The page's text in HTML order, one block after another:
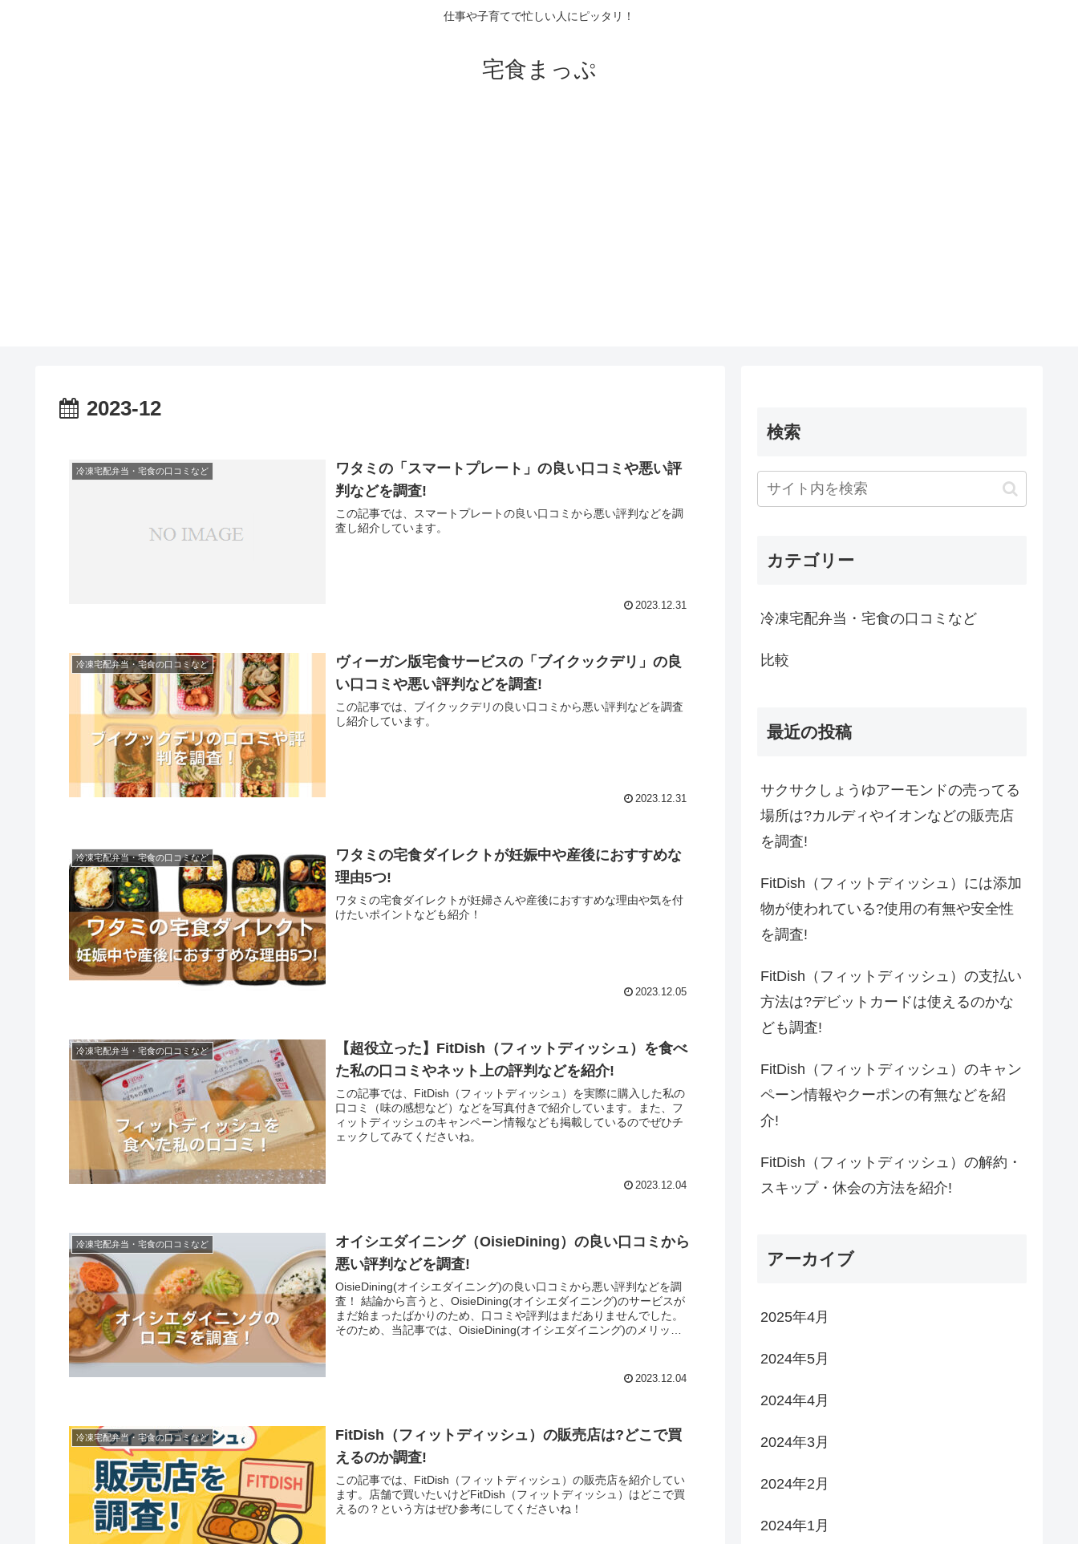
仕事や子育てで忙しい人にピッタリ！
宅食まっぷ
2023-12
冷凍宅配弁当・宅食の口コミなど
ワタミの「スマートプレート」の良い口コミや悪い評
判などを調査!
この記事では、スマートプレートの良い口コミから悪い評判などを調
査し紹介しています。
2023.12.31
冷凍宅配弁当・宅食の口コミなど
ヴィーガン版宅食サービスの「ブイクックデリ」の良
い口コミや悪い評判などを調査!
この記事では、ブイクックデリの良い口コミから悪い評判などを調査
し紹介しています。
2023.12.31
冷凍宅配弁当・宅食の口コミなど
ワタミの宅食ダイレクトが妊娠中や産後におすすめな
理由5つ!
ワタミの宅食ダイレクトが妊婦さんや産後におすすめな理由や気を付
けたいポイントなども紹介！
2023.12.05
冷凍宅配弁当・宅食の口コミなど
【超役立った】FitDish（フィットディッシュ）を食べ
た私の口コミやネット上の評判などを紹介!
この記事では、FitDish（フィットディッシュ）を実際に購入した私の
口コミ（味の感想など）などを写真付きで紹介しています。また、フ
ィットディッシュのキャンペーン情報なども掲載しているのでぜひチ
ェックしてみてくださいね。
2023.12.04
冷凍宅配弁当・宅食の口コミなど
オイシエダイニング（OisieDining）の良い口コミから
悪い評判などを調査!
OisieDining(オイシエダイニング)の良い口コミから悪い評判などを調
査！ 結論から言うと、OisieDining(オイシエダイニング)のサービスが
まだ始まったばかりのため、口コミや評判はまだありませんでした。
そのため、当記事では、OisieDining(オイシエダイニング)のメリッ
2023.12.04
冷凍宅配弁当・宅食の口コミなど
FitDish（フィットディッシュ）の販売店は?どこで買
えるのか調査!
この記事では、FitDish（フィットディッシュ）の販売店を紹介してい
ます。店舗で買いたいけどFitDish（フィットディッシュ）はどこで買
えるの？という方はぜひ参考にしてくださいね！
検索
カテゴリー
冷凍宅配弁当・宅食の口コミなど
比較
最近の投稿
サクサクしょうゆアーモンドの売ってる
場所は?カルディやイオンなどの販売店
を調査!
FitDish（フィットディッシュ）には添加
物が使われている?使用の有無や安全性
を調査!
FitDish（フィットディッシュ）の支払い
方法は?デビットカードは使えるのかな
ども調査!
FitDish（フィットディッシュ）のキャン
ペーン情報やクーポンの有無などを紹
介!
FitDish（フィットディッシュ）の解約・
スキップ・休会の方法を紹介!
アーカイブ
2025年4月
2024年5月
2024年4月
2024年3月
2024年2月
2024年1月